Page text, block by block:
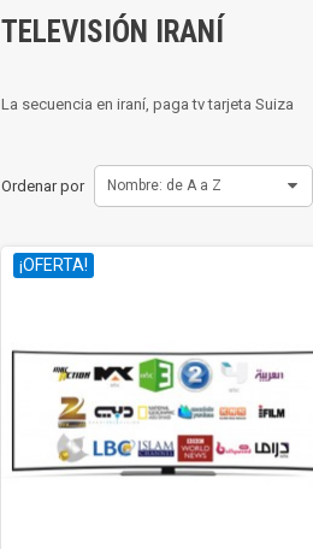
TELEVISIÓN IRANÍ
La secuencia en iraní, paga tv tarjeta Suiza
Ordenar por Nombre: de A a Z
¡OFERTA!